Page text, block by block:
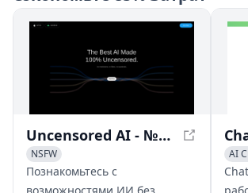
Uncensored AI - №1 ИИ без ограничений
NSFW
Познакомьтесь с
AI